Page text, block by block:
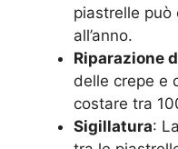
piastrelle può
all’anno.
Riparazione
delle crepe e
costare tra
Sigillatura: